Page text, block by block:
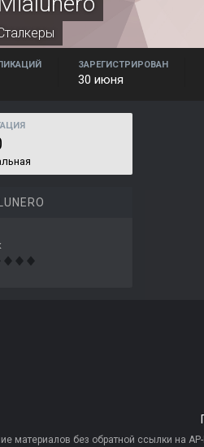
ЗАРЕГИСТРИРОВАН
30 июня
материалов без обратной ссылки на